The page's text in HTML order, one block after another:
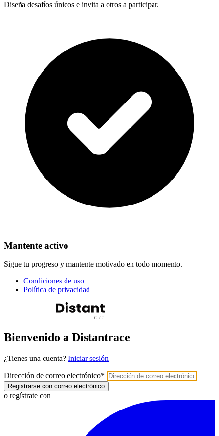
Diseña desafíos únicos e invita a otros a participar.
Mantente activo
Sigue tu progreso y mantente motivado en todo momento.
Condiciones de uso
Política de privacidad
Bienvenido a Distantrace
¿Tienes una cuenta? Iniciar sesión
Dirección de correo electrónico*
Registrarse con correo electrónico
o regístrate con